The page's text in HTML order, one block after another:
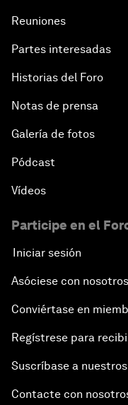
Reuniones
Partes interesadas
Historias del Foro
Notas de prensa
Galería de fotos
Pódcast
Vídeos
Participe en el
Iniciar sesión
Asóciese con nosotros
Conviértase en
Regístrese para
Suscríbase a
Contacte con